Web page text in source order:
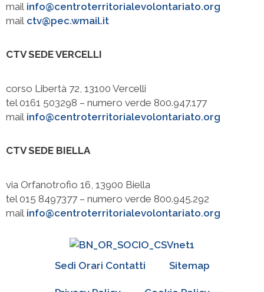
mail info@centroterritorialevolontariato.org
mail ctv@pec.wmail.it
CTV SEDE VERCELLI
corso Libertà 72, 13100 Vercelli
tel 0161 503298 – numero verde 800.947.177
mail info@centroterritorialevolontariato.org
CTV SEDE BIELLA
via Orfanotrofio 16, 13900 Biella
tel 015 8497377 – numero verde 800.945.292
mail info@centroterritorialevolontariato.org
Sedi Orari Contatti Sitemap